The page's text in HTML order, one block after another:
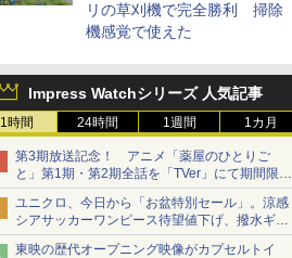
リの草刈機で完全勝利 掃除
機感覚で使えた
Impress Watchシリーズ 人気記事
1時間 24時間 1週間 1カ月
第3期放送記念！ アニメ「薬屋のひとりご
と」第1期・第2期全話を「TVer」にて期間限定
で順次無料配信開始
ユニクロ、今日から「お盆特別セール」。涼感
シアサッカーワンピース待望値下げ、撥水ギア
ショーツは1990円に
東映の歴代オープニング映像がカプセルトイ